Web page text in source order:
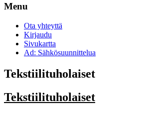
Menu
Ota yhteyttä
Kirjaudu
Sivukartta
Ad: Sähkösuunnittelua
Tekstiilituholaiset
Tekstiilituholaiset